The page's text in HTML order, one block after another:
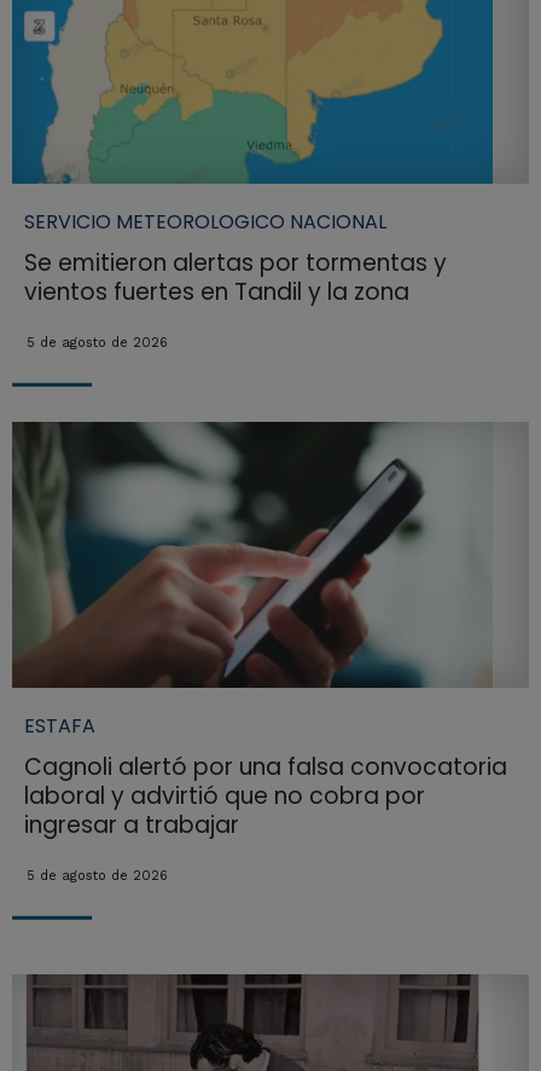
SERVICIO METEOROLOGICO NACIONAL
Se emitieron alertas por tormentas y
vientos fuertes en Tandil y la zona
5 de agosto de 2026
ESTAFA
Cagnoli alertó por una falsa convocatoria
laboral y advirtió que no cobra por
ingresar a trabajar
5 de agosto de 2026